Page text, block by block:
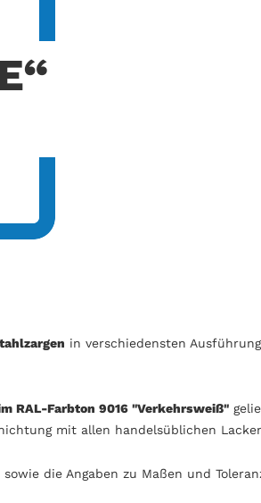
in verschiedensten
RAL-Farbton 9016 "Verkehrsweiß"
mit allen handelsüblichen
die Angaben zu Maßen und